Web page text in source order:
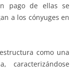
pago de ellas se
a los cónyuges en
como una
caracterizándose